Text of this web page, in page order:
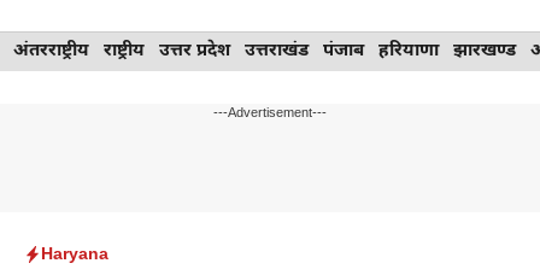
Skip
to
अंतरराष्ट्रीय राष्ट्रीय उत्तर प्रदेश उत्तराखंड पंजाब हरियाणा झारखण्ड
---Advertisement---
Haryana